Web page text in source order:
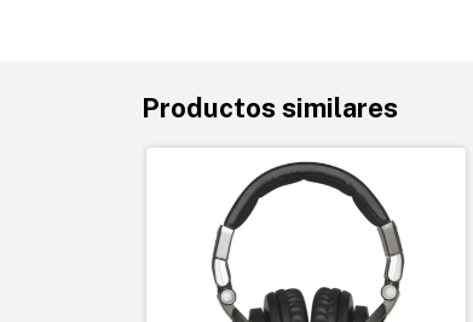
Productos similares